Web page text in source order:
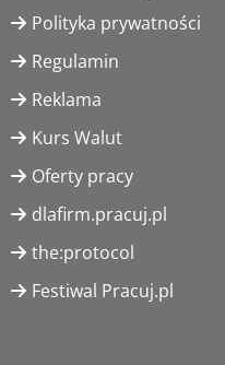
Polityka prywatności
Regulamin
Reklama
Kurs Walut
Oferty pracy
dlafirm.pracuj.pl
the:protocol
Festiwal Pracuj.pl